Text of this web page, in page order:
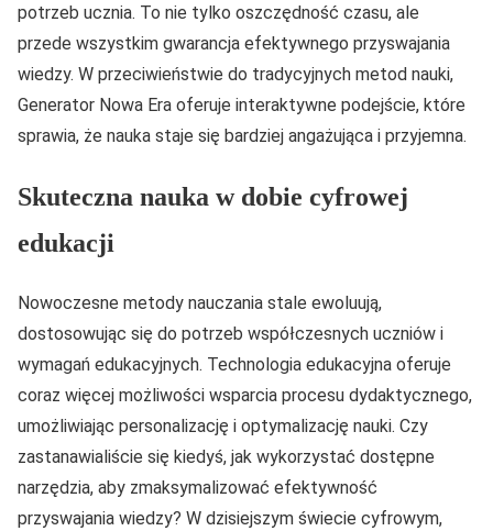
potrzeb ucznia. To nie tylko oszczędność czasu, ale
przede wszystkim gwarancja efektywnego przyswajania
wiedzy. W przeciwieństwie do tradycyjnych metod nauki,
Generator Nowa Era oferuje interaktywne podejście, które
sprawia, że nauka staje się bardziej angażująca i przyjemna.
Skuteczna nauka w dobie cyfrowej
edukacji
Nowoczesne metody nauczania stale ewoluują,
dostosowując się do potrzeb współczesnych uczniów i
wymagań edukacyjnych. Technologia edukacyjna oferuje
coraz więcej możliwości wsparcia procesu dydaktycznego,
umożliwiając personalizację i optymalizację nauki. Czy
zastanawialiście się kiedyś, jak wykorzystać dostępne
narzędzia, aby zmaksymalizować efektywność
przyswajania wiedzy? W dzisiejszym świecie cyfrowym,